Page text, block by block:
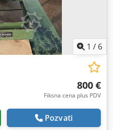
1 / 6
800 €
Fiksna cena plus PDV
Pozvati